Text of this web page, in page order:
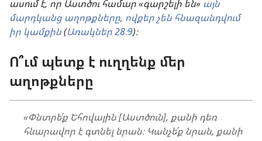
ասում է, որ Աստծու համար «գարշելի են» այն
մարդկանց աղոթքները, ովքեր չեն հնազանդվում
իր կամքին(Առակներ 28։9)։
Ո՞ւմ պետք է ուղղենք մեր
աղոթքները
«Փնտրե՛ք Եհովային [Աստծուն], քանի դեռ
հնարավոր է գտնել նրան։ Կանչե՛ք նրան, քանի